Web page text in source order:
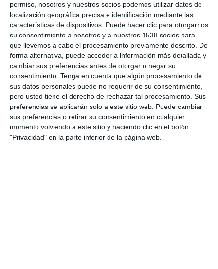
permiso, nosotros y nuestros socios podemos utilizar datos de
localización geográfica precisa e identificación mediante las
características de dispositivos. Puede hacer clic para otorgarnos
su consentimiento a nosotros y a nuestros 1538 socios para
que llevemos a cabo el procesamiento previamente descrito. De
forma alternativa, puede acceder a información más detallada y
cambiar sus preferencias antes de otorgar o negar su
consentimiento. Tenga en cuenta que algún procesamiento de
sus datos personales puede no requerir de su consentimiento,
pero usted tiene el derecho de rechazar tal procesamiento. Sus
preferencias se aplicarán solo a este sitio web. Puede cambiar
sus preferencias o retirar su consentimiento en cualquier
momento volviendo a este sitio y haciendo clic en el botón
"Privacidad" en la parte inferior de la página web.
Domingo, 23/08/2026
02:00 Liga Pro Ecuador
Delfín SC
Aucas
Zapping Internacional